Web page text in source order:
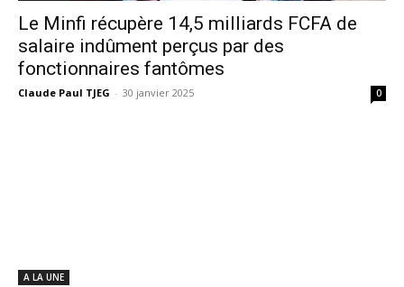
Le Minfi récupère 14,5 milliards FCFA de
salaire indûment perçus par des
fonctionnaires fantômes
Claude Paul TJEG - 30 janvier 2025 0
A LA UNE